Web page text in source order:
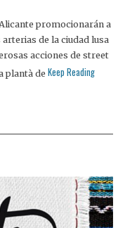
promocionarán a
de la ciudad lusa
acciones de street
plantà de Keep Reading